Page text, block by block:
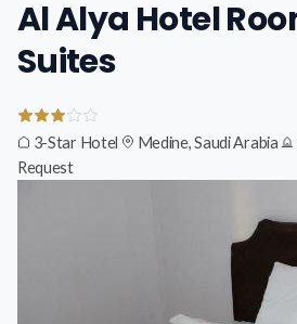
Al Alya Hotel
Suites
3-Star Hotel Medine, Saudi Arabia
Request